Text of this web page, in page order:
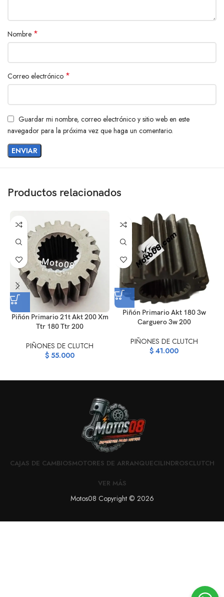
Nombre *
Correo electrónico *
Guardar mi nombre, correo electrónico y sitio web en este
navegador para la próxima vez que haga un comentario.
Productos relacionados
Piñón Primario 21t Akt 200 Xm
Ttr 180 Ttr 200
PIÑONES DE CLUTCH
$ 55.000
Piñón Primario Akt 180 3w
Carguero 3w 200
PIÑONES DE CLUTCH
$ 41.000
CAJAS DE CAMBIOSMOTORES DE ARRANQUECILINDROSCLUTCH
VER MÁS
Motos08 Copyright © 2026